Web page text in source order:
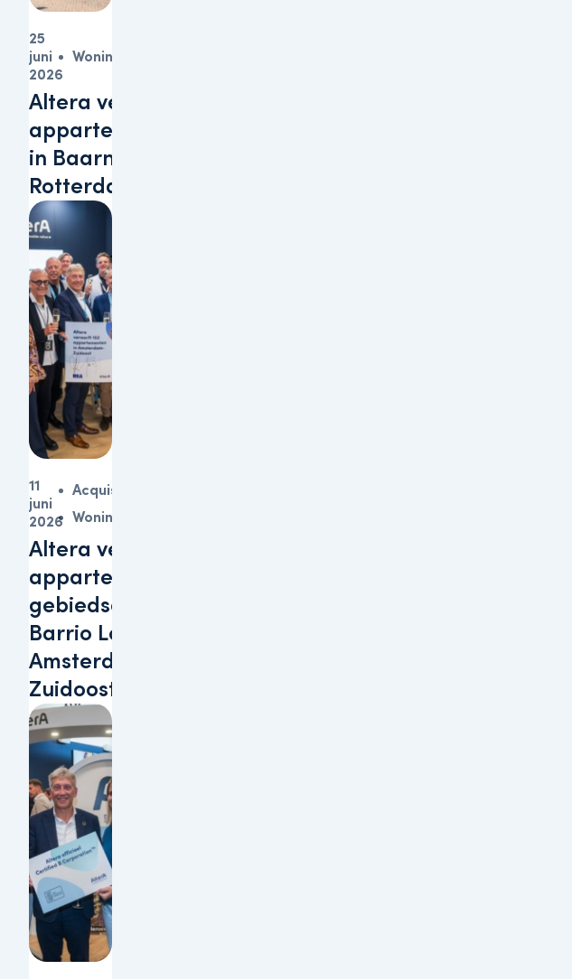
Altera verkoopt
appartementen
in Baarn en
Rotterdam
25
juni
2026
Woningen
Altera verwerft 152
appartementen in
gebiedsontwikkeling
Barrio Lobi te
Amsterdam-
Zuidoost
11
juni
2026
Acquisitie
Woningen